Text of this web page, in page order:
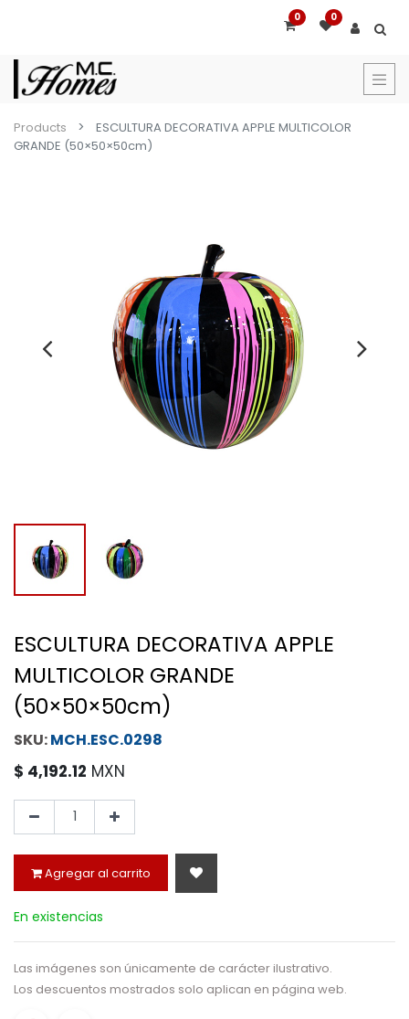
0 0
Products
ESCULTURA DECORATIVA APPLE MULTICOLOR
GRANDE (50×50×50cm)
ESCULTURA DECORATIVA APPLE
MULTICOLOR GRANDE
(50×50×50cm)
MCH.ESC.0298
$ 4,192.12 MXN
Agregar al carrito
En existencias
Las imágenes son únicamente de carácter ilustrativo.
Los descuentos mostrados solo aplican en página web.